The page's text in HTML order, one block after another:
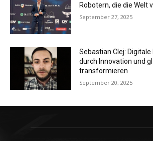
Robotern, die die Welt
September 27, 2025
Sebastian Clej: Digitale
durch Innovation und
transformieren
September 20, 2025